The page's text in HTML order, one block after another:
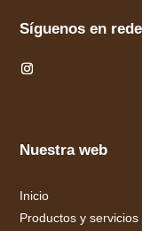
Síguenos en
Nuestra web
Inicio
Productos y servicios